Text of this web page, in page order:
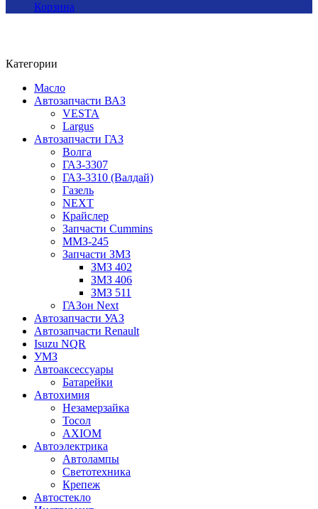
Корзина
Категории
Масло
Автозапчасти ВАЗ
VESTA
Largus
Автозапчасти ГАЗ
Волга
ГАЗ-3307
ГАЗ-3310 (Валдай)
Газель
NEXT
Крайслер
Запчасти Cummins
ММЗ-245
Запчасти ЗМЗ
ЗМЗ 402
ЗМЗ 406
ЗМЗ 511
ГАЗон Next
Автозапчасти УАЗ
Автозапчасти Renault
Isuzu NQR
УМЗ
Автоаксессуары
Батарейки
Автохимия
Незамерзайка
Тосол
AXIOM
Автоэлектрика
Автолампы
Светотехника
Крепеж
Автостекло